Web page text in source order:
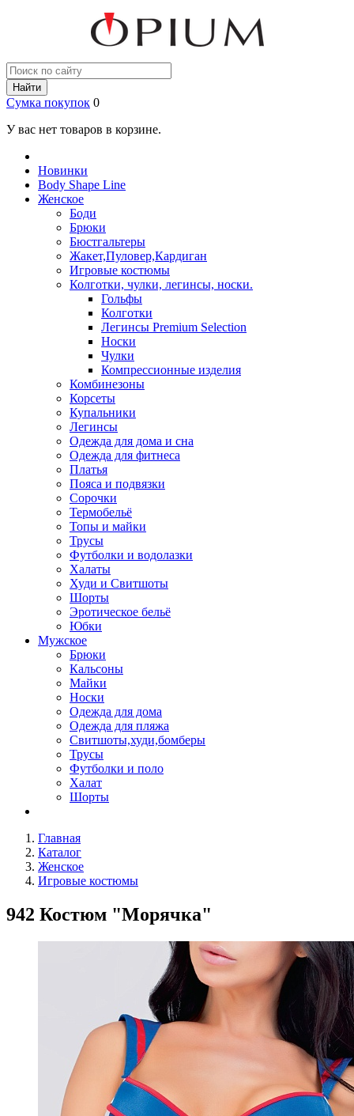
Найти
Сумка покупок 0
У вас нет товаров в корзине.
Новинки
Body Shape Line
Женское
Боди
Брюки
Бюстгальтеры
Жакет,Пуловер,Кардиган
Игровые костюмы
Колготки, чулки, легинсы, носки.
Гольфы
Колготки
Легинсы Premium Selection
Носки
Чулки
Компрессионные изделия
Комбинезоны
Корсеты
Купальники
Легинсы
Одежда для дома и сна
Одежда для фитнеса
Платья
Пояса и подвязки
Сорочки
Термобельё
Топы и майки
Трусы
Футболки и водолазки
Халаты
Худи и Свитшоты
Шорты
Эротическое бельё
Юбки
Мужское
Брюки
Кальсоны
Майки
Носки
Одежда для дома
Одежда для пляжа
Свитшоты,худи,бомберы
Трусы
Футболки и поло
Халат
Шорты
Главная
Каталог
Женское
Игровые костюмы
942 Костюм "Морячка"